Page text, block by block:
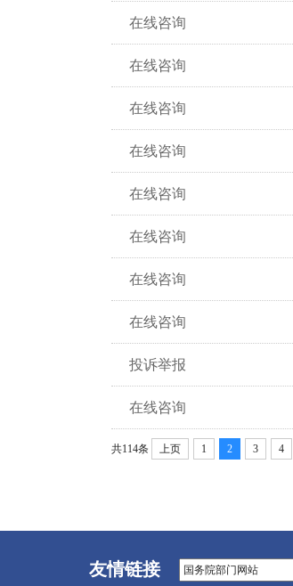
在线咨询
在线咨询
在线咨询
在线咨询
在线咨询
在线咨询
在线咨询
在线咨询
投诉举报
在线咨询
共114条 上页 1 2 3 4
友情链接